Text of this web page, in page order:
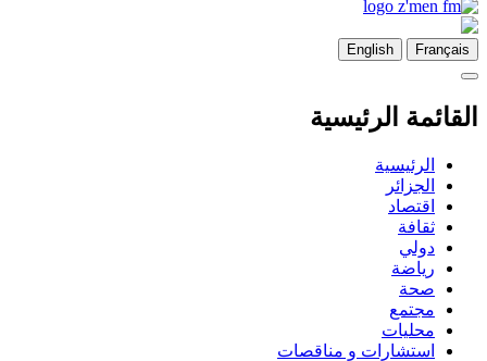
Français
English
القائمة الرئيسية
الرئيسية
الجزائر
اقتصاد
ثقافة
دولي
رياضة
صحة
مجتمع
محليات
استشارات و مناقصات